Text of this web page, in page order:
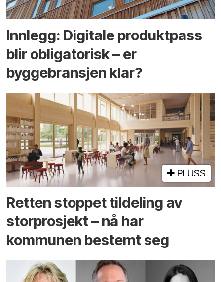
Innlegg: Digitale produktpass
blir obligatorisk – er
byggebransjen klar?
PLUSS
Retten stoppet tildeling av
storprosjekt – nå har
kommunen bestemt seg